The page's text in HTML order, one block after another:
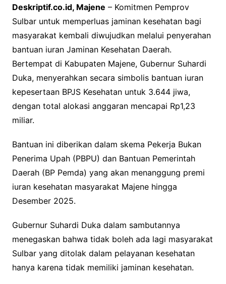
Deskriptif.co.id, Majene – Komitmen Pemprov
Sulbar untuk memperluas jaminan kesehatan bagi
masyarakat kembali diwujudkan melalui penyerahan
bantuan iuran Jaminan Kesehatan Daerah.
Bertempat di Kabupaten Majene, Gubernur Suhardi
Duka, menyerahkan secara simbolis bantuan iuran
kepesertaan BPJS Kesehatan untuk 3.644 jiwa,
dengan total alokasi anggaran mencapai Rp1,23
miliar.
Bantuan ini diberikan dalam skema Pekerja Bukan
Penerima Upah (PBPU) dan Bantuan Pemerintah
Daerah (BP Pemda) yang akan menanggung premi
iuran kesehatan masyarakat Majene hingga
Desember 2025.
Gubernur Suhardi Duka dalam sambutannya
menegaskan bahwa tidak boleh ada lagi masyarakat
Sulbar yang ditolak dalam pelayanan kesehatan
hanya karena tidak memiliki jaminan kesehatan.